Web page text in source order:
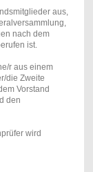
aus,
nach dem
ist.
r aus einem
die Zweite
Vorstand
den
wird